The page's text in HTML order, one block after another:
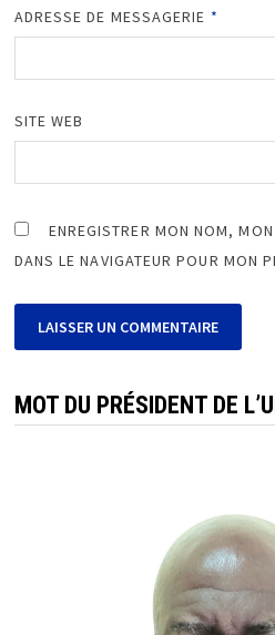
ADRESSE DE MESSAGERIE *
SITE WEB
ENREGISTRER MON NOM,
DANS LE NAVIGATEUR POUR MON
MOT DU PRÉSIDENT DE